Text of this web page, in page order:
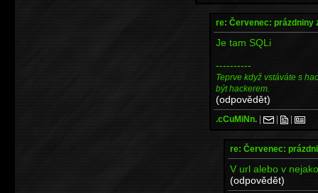
re: Červenec: prázdniny
Je tam SQLi
----------
Teprve když vstáváte s
být hackerem.
(odpovědět)
.cCuMiNn. | | |
re: Červenec:
V url alebo v
(odpovědět)